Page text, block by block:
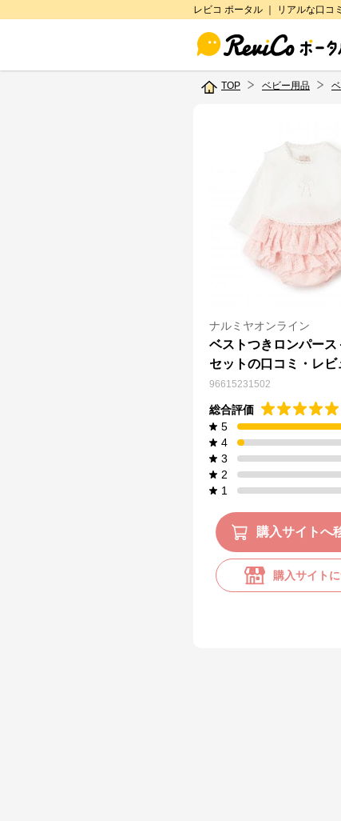
レビコ ポータル ｜ リアルな口コ
TOP ベビー用品
ナルミヤオンライン
ベストつきロンパース
セットの口コミ・レビ
96615231502
総合評価
5
4
3
2
1
購入サイトへ
購入サイト